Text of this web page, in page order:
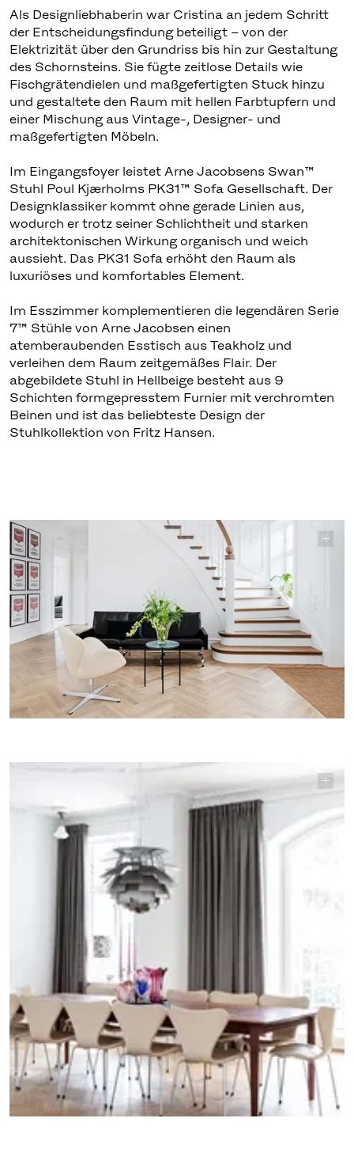
Als Designliebhaberin war Cristina an jedem Schritt
der Entscheidungsfindung beteiligt – von der
Elektrizität über den Grundriss bis hin zur Gestaltung
des Schornsteins. Sie fügte zeitlose Details wie
Fischgrätendielen und maßgefertigten Stuck hinzu
und gestaltete den Raum mit hellen Farbtupfern und
einer Mischung aus Vintage-, Designer- und
maßgefertigten Möbeln.
Im Eingangsfoyer leistet Arne Jacobsens Swan™
Stuhl Poul Kjærholms PK31™ Sofa Gesellschaft. Der
Designklassiker kommt ohne gerade Linien aus,
wodurch er trotz seiner Schlichtheit und starken
architektonischen Wirkung organisch und weich
aussieht. Das PK31 Sofa erhöht den Raum als
luxuriöses und komfortables Element.
Im Esszimmer komplementieren die legendären Serie
7™ Stühle von Arne Jacobsen einen
atemberaubenden Esstisch aus Teakholz und
verleihen dem Raum zeitgemäßes Flair. Der
abgebildete Stuhl in Hellbeige besteht aus 9
Schichten formgepresstem Furnier mit verchromten
Beinen und ist das beliebteste Design der
Stuhlkollektion von Fritz Hansen.